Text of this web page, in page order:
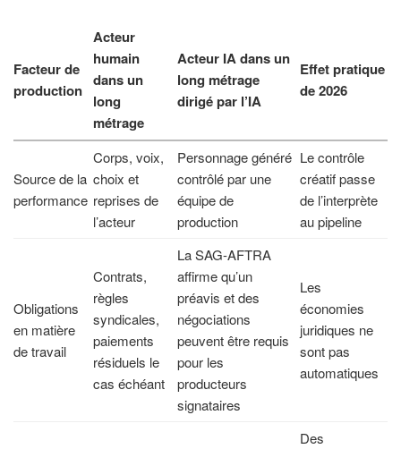
Facteur de
production
Acteur
humain
dans un
long
métrage
Acteur IA dans un
long métrage
dirigé par l’IA
Effet pratique
de 2026
Source de la
performance
Corps, voix,
choix et
reprises de
l’acteur
Personnage généré
contrôlé par une
équipe de
production
Le contrôle
créatif passe
de l’interprète
au pipeline
Obligations
en matière
de travail
Contrats,
règles
syndicales,
paiements
résiduels le
cas échéant
La SAG-AFTRA
affirme qu’un
préavis et des
négociations
peuvent être requis
pour les
producteurs
signataires
Les
économies
juridiques ne
sont pas
automatiques
Des